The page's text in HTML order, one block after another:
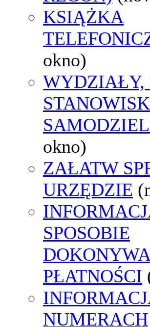
KSIĄŻKA
okno)
WYDZIAŁY,
okno)
ZAŁATW
URZĘDZIE
SPOSOBIE
PŁATNOŚCI
NUMERACH